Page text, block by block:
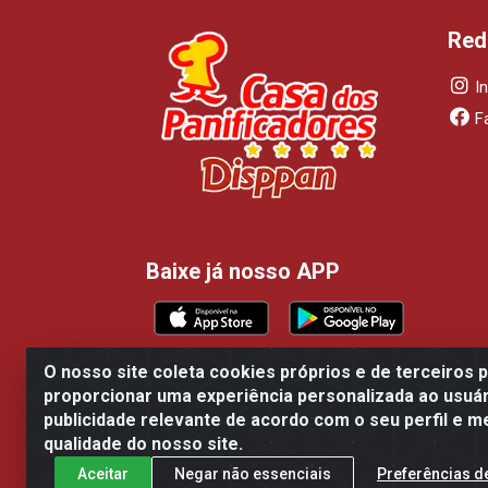
O nosso site coleta cookies próprios e de terceiros
proporcionar uma experiência personalizada ao
publicidade relevante de acordo com o seu perfil e
qualidade do nosso site.
Aceitar Negar não essenciais Preferências
Baixe já nosso APP
Casa dos Panificadores Disppan